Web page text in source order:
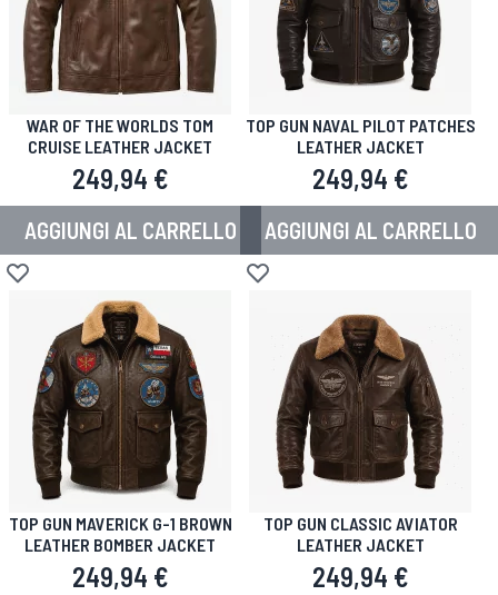
WAR OF THE WORLDS TOM
CRUISE LEATHER JACKET
249,94 €
AGGIUNGI AL CARRELLO
Aggiungi alla lista desideri
TOP GUN NAVAL PILOT PATCHES
LEATHER JACKET
249,94 €
AGGIUNGI AL CARRELLO
Aggiungi alla lista desideri
TOP GUN MAVERICK G-1 BROWN
LEATHER BOMBER JACKET
249,94 €
TOP GUN CLASSIC AVIATOR
LEATHER JACKET
249,94 €